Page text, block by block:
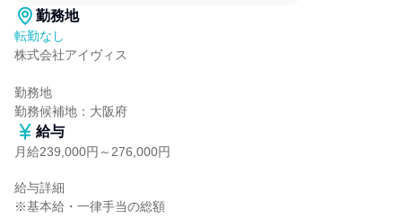
勤務地
転勤なし
株式会社アイヴィス
勤務地
勤務候補地：大阪府
給与
月給239,000円～276,000円
給与詳細
※基本給・一律手当の総額